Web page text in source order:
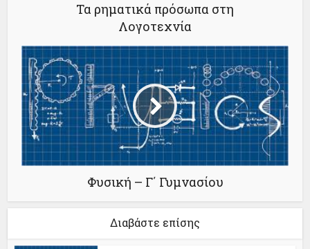
Τα ρηματικά πρόσωπα στη
Λογοτεχνία
Φυσική – Γ΄ Γυμνασίου
Διαβάστε επίσης